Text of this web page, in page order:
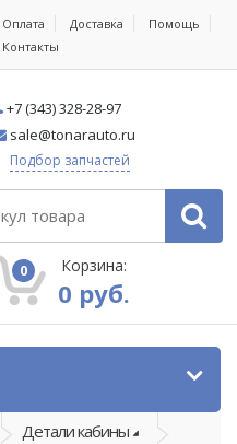
Оплата Доставка
Помощь
Контакты
+7 (343) 328-28-97
sale@tonarauto.ru
Подбор запчастей
0 Корзина:
0 руб.
Детали кабины